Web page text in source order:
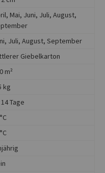
, Mai, Juni, Juli, August,
, Juli, August, September
Giebelkarton
m²
kg
14 Tage